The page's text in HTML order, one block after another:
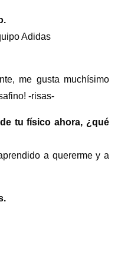
Adidas
me gusta muchísimo
-risas-
tu físico ahora, ¿qué
a quererme y a